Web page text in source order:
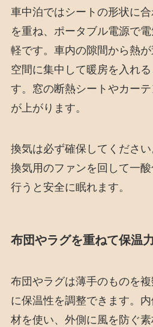
車中泊ではシートの形状に
を重ね、ポータブル電源で
軽です。車内の隙間から熱
空間に集中して暖房を入れ
す。窓の断熱シートやカー
が上がります。
換気は必ず確保してくださ
換気用のファンを回して一
行うと安全に眠れます。
布団やラグを重ねて保温
布団やラグは薄手のものを
に保温性を調整できます。
材を使い、外側に風を防ぐ